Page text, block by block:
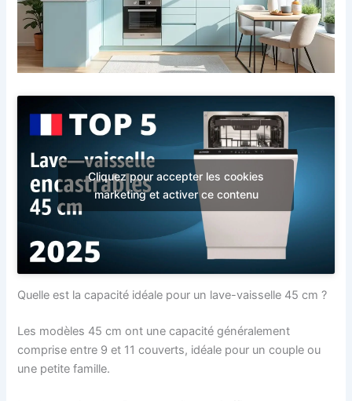
Cliquez pour accepter les cookies
marketing et activer ce contenu
Quelle est la capacité idéale pour un lave-vaisselle 45 cm ?
Les modèles 45 cm ont une capacité généralement
comprise entre 9 et 11 couverts, idéale pour un couple ou
une petite famille.